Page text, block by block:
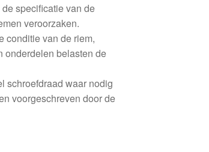
specificatie van de
veroorzaken.
conditie van de riem,
onderdelen belasten de
schroefdraad waar nodig
voorgeschreven door de